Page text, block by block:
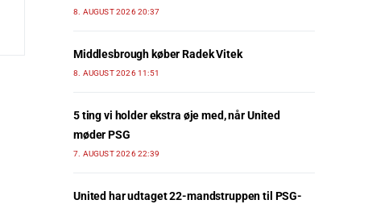
8. AUGUST 2026 20:37
Middlesbrough køber Radek Vitek
8. AUGUST 2026 11:51
5 ting vi holder ekstra øje med, når United
møder PSG
7. AUGUST 2026 22:39
United har udtaget 22-mandstruppen til PSG-